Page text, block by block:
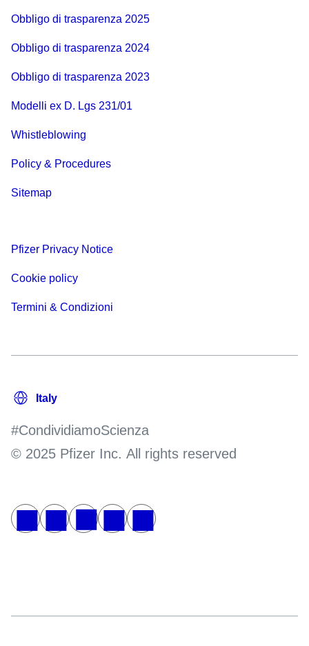
Obbligo di trasparenza 2025
Obbligo di trasparenza 2024
Obbligo di trasparenza 2023
Modelli ex D. Lgs 231/01
Whistleblowing
Policy & Procedures
Sitemap
Pfizer Privacy Notice
Cookie policy
Termini & Condizioni
#CondividiamoScienza
© 2025 Pfizer Inc. All rights reserved